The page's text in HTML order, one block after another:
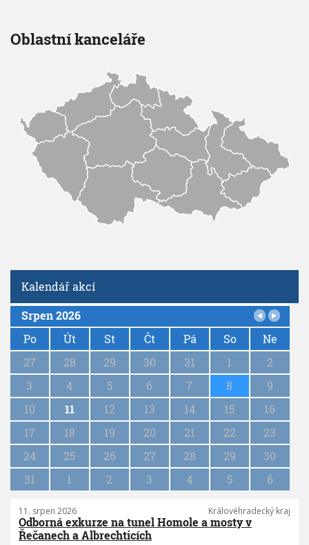
Oblastní kanceláře
Kalendář akcí
P
g
a
i
o
Srpen 2026
Po
Út St Čt Pá So
Ne
27
28 29 30 31 1
2
3
4 5 6 7 8
9
10
11 12 13 14 15
16
17
18 19 20 21 22
23
24
25 26 27 28 29
30
31
1 2 3 4 5 6
11. srpen 2026 Královéhradecký kraj
Odborná exkurze na tunel Homole a mosty v
Řečanech a Albrechticích